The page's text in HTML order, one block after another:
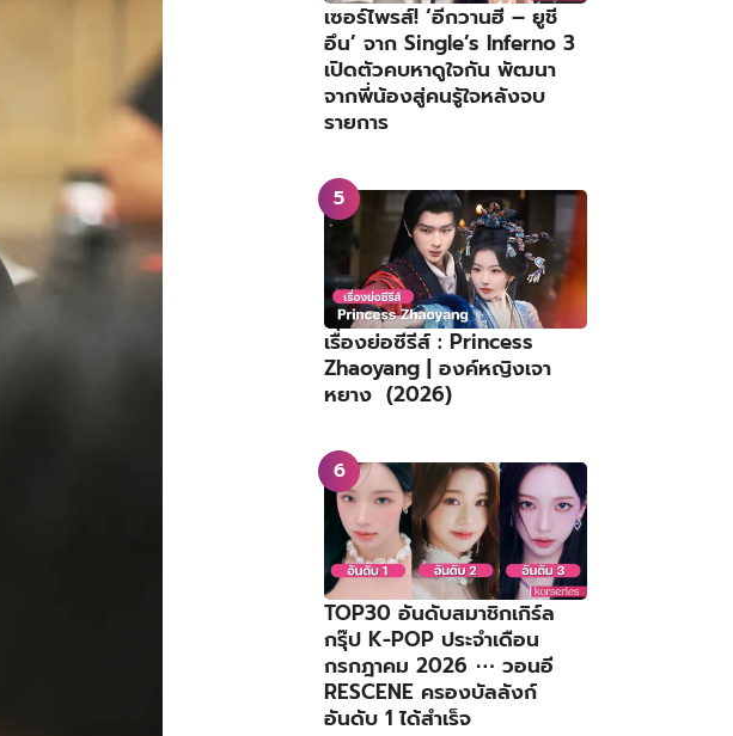
เซอร์ไพรส์! ‘อีกวานฮี – ยูชี
อึน’ จาก Single’s Inferno 3
เปิดตัวคบหาดูใจกัน พัฒนา
จากพี่น้องสู่คนรู้ใจหลังจบ
รายการ
เรื่องย่อซีรีส์ : Princess
Zhaoyang | องค์หญิงเจา
หยาง (2026)
TOP30 อันดับสมาชิกเกิร์ล
กรุ๊ป K-POP ประจำเดือน
กรกฎาคม 2026 ⋯ วอนอี
RESCENE ครองบัลลังก์
อันดับ 1 ได้สำเร็จ